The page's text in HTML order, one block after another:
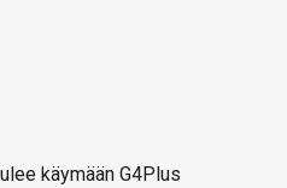
käymään G4Plus